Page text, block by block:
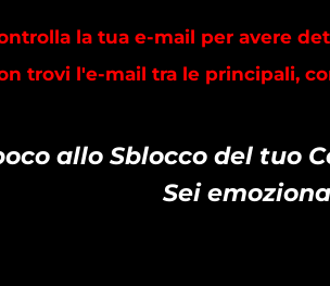
la tua e-mail per avere
trovi l'e-mail tra le principali,
allo Sblocco del tuo
Sei